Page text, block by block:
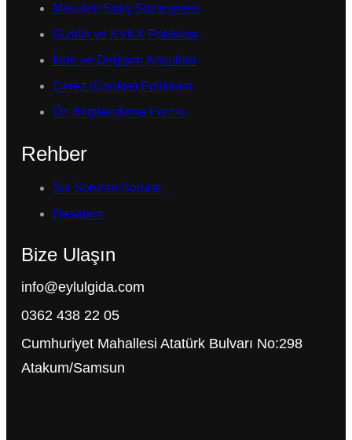
Mesafeli Satış Sözleşmesi
Gizlilik ve KVKK Politikası
İade ve Değişim Koşulları
Çerez (Cookie) Politikası
Ön Bilgilendirme Formu
Rehber
Sık Sorulan Sorular
Hesabım
Bize Ulaşın
info@eylulgida.com
0362 438 22 05
Cumhuriyet Mahallesi Atatürk Bulvarı No:298
Atakum/Samsun